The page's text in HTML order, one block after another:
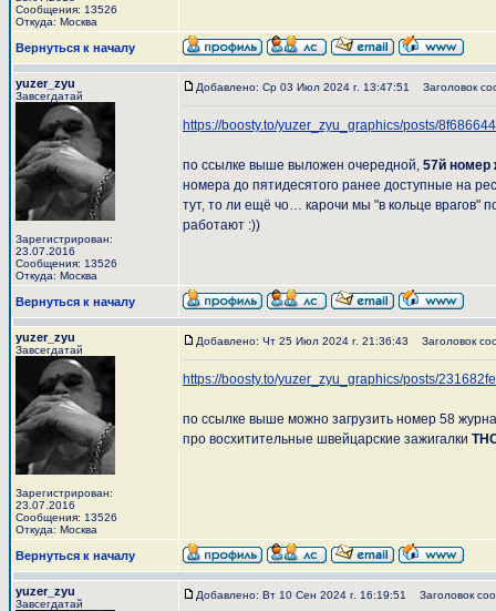
Сообщения: 13526
Откуда: Москва
Вернуться к началу
yuzer_zyu
Завсегдатай
Зарегистрирован:
23.07.2016
Сообщения: 13526
Откуда: Москва
Добавлено: Ср 03 Июл 2024 г. 13:47:51 Заголовок
https://boosty.to/yuzer_zyu_graphics/posts/
по ссылке выше выложен очередной, 57й
номера до пятидесятого ранее доступные на
тут, то ли ещё чо… карочи мы "в кольце врагов"
работают :))
Вернуться к началу
yuzer_zyu
Завсегдатай
Зарегистрирован:
23.07.2016
Сообщения: 13526
Откуда: Москва
Добавлено: Чт 25 Июл 2024 г. 21:36:43 Заголовок
https://boosty.to/yuzer_zyu_graphics/posts/
по ссылке выше можно загрузить номер 58
про восхитительные швейцарские зажигалки
Вернуться к началу
yuzer_zyu
Завсегдатай
Добавлено: Вт 10 Сен 2024 г. 16:19:51 Заголовок